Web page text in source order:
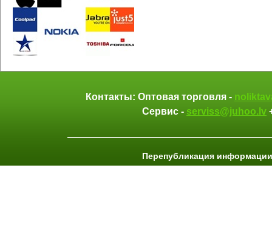
Контакты: Оптовая торговля -
Сервис - serviss@juhoo.lv
Перепубликация